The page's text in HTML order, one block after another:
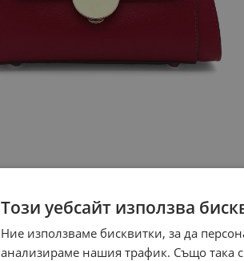
Този уебсайт използва
Ние използваме бисквитки, за да
анализираме нашия трафик. Също така